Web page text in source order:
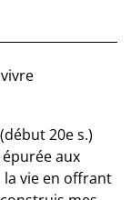
20e s.)
aux
la vie en offrant